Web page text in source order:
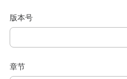
版本号
章节